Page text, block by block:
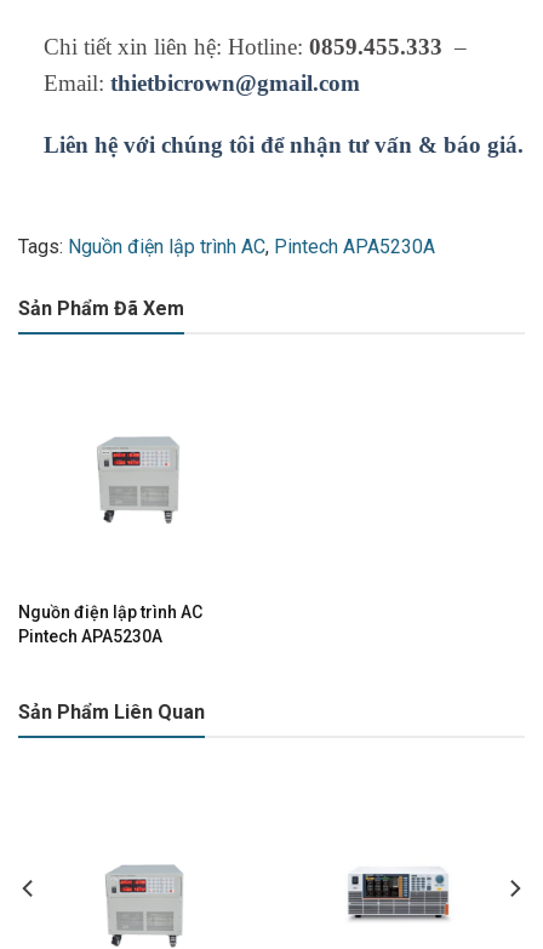
Chi tiết xin liên hệ: Hotline: 0859.455.333 –
Email: thietbicrown@gmail.com
Liên hệ với chúng tôi để nhận tư vấn & báo giá.
Tags: Nguồn điện lập trình AC, Pintech APA5230A
Sản Phẩm Đã Xem
Nguồn điện lập trình AC
Pintech APA5230A
Sản Phẩm Liên Quan